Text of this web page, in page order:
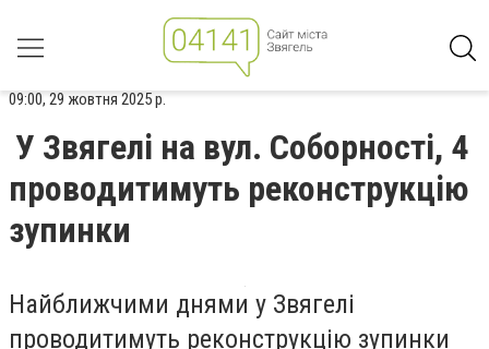
09:00, 29 жовтня 2025 р.
У Звягелі на вул. Соборності, 4
проводитимуть реконструкцію
зупинки
Найближчими днями у Звягелі
проводитимуть реконструкцію зупинки